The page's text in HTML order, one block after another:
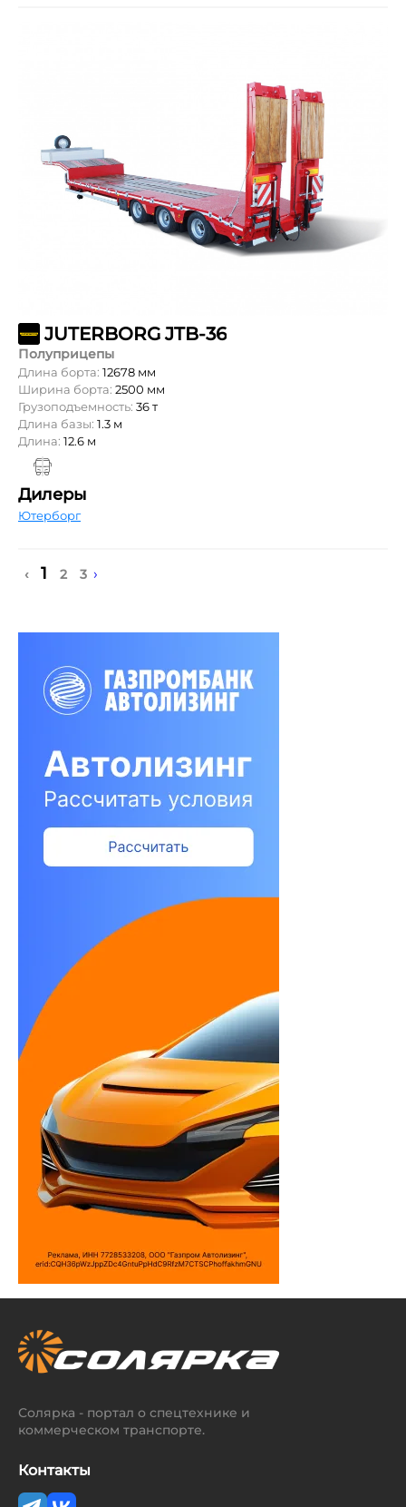
JUTERBORG JTB-36
Полуприцепы
Длина борта: 12678 мм
Ширина борта: 2500 мм
Грузоподъемность: 36 т
Длина базы: 1.3 м
Длина: 12.6 м
Дилеры
Ютерборг
‹ 1 2 3 ›
Солярка - портал о спецтехнике и
коммерческом транспорте.
Контакты